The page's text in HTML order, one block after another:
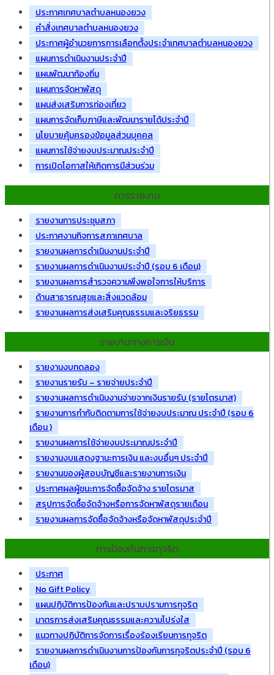
ประกาศเทศบาลตำบลหนองยวง
คำสั่งเทศบาลตำบลหนองยวง
ประกาศผู้อำนวยการการเลือกตั้งประจำเทศบาลตำบลหนองยวง
แผนการดำเนินงานประจำปี
แผนพัฒนาท้องถิ่น
แผนการจัดหาพัสดุ
แผนส่งเสริมการท่องเที่ยว
แผนการจัดเก็บภาษีและพัฒนารายได้ประจำปี
นโยบายคุ้มครองข้อมูลส่วนบุคคล
แผนการใช้จ่ายงบประมาณประจำปี
การเปิดโอกาสให้เกิดการมีส่วนร่วม
การรายงาน
รายงานการประชุมสภา
ประกาศงานกิจการสภาเทศบาล
รายงานผลการดำเนินงานประจำปี
รายงานผลการดำเนินงานประจำปี (รอบ 6 เดือน)
รายงานผลการสำรวจความพึงพอใจการให้บริการ
ด้านสาธารณสุขและสิ่งแวดล้อม
รายงานผลการส่งเสริมคุณธรรมและจริยธรรม
รายงานทางการเงิน
รายงานงบทดลอง
รายงานรายรับ – รายจ่ายประจำปี
รายงานผลการดำเนินงานจ่ายจากเงินรายรับ (รายไตรมาส)
รายงานการกำกับติดตามการใช้จ่ายงบประมาณ ประจำปี (รอบ 6
เดือน )
รายงานผลการใช้จ่ายงบประมาณประจำปี
รายงานงบแสดงฐานะการเงิน และงบอื่นๆ ประจำปี
รายงานของผู้สอบบัญชีและรายงานการเงิน
ประกาศผลผู้ชนะการจัดซื้อจัดจ้าง รายไตรมาส
สรุปการจัดซื้อจัดจ้างหรือการจัดหาพัสดุรายเดือน
รายงานผลการจัดซื้อจัดจ้างหรือจัดหาพัสดุประจำปี
การป้องกันการทุจริต
ประกาศ
No Gift Policy
แผนปฏิบัติการป้องกันและปราบปรามการทุจริต
มาตรการส่งเสริมคุณธรรมและความโปร่งใส
แนวทางปฏิบัติการจัดการเรื่องร้องเรียนการทุจริต
รายงานผลการดำเนินงานการป้องกันการทุจริตประจำปี (รอบ 6
เดือน)